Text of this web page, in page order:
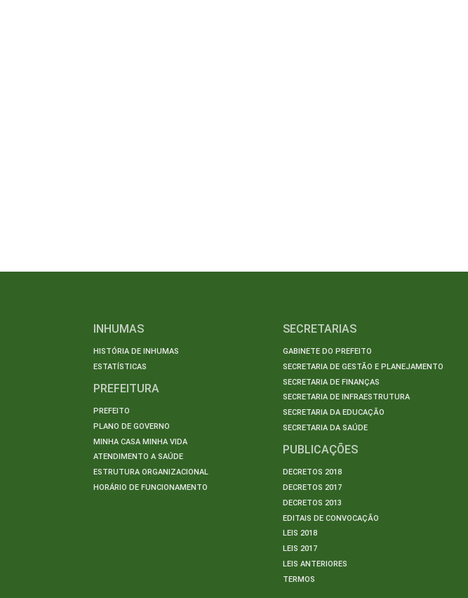
INHUMAS
HISTÓRIA DE INHUMAS
ESTATÍSTICAS
PREFEITURA
PREFEITO
PLANO DE GOVERNO
MINHA CASA MINHA VIDA
ATENDIMENTO A SAÚDE
ESTRUTURA ORGANIZACIONAL
HORÁRIO DE FUNCIONAMENTO
SECRETARIAS
GABINETE DO PREFEITO
SECRETARIA DE GESTÃO E PLANEJAMENTO
SECRETARIA DE FINANÇAS
SECRETARIA DE INFRAESTRUTURA
SECRETARIA DA EDUCAÇÃO
SECRETARIA DA SAÚDE
PUBLICAÇÕES
DECRETOS 2018
DECRETOS 2017
DECRETOS 2013
EDITAIS DE CONVOCAÇÃO
LEIS 2018
LEIS 2017
LEIS ANTERIORES
TERMOS